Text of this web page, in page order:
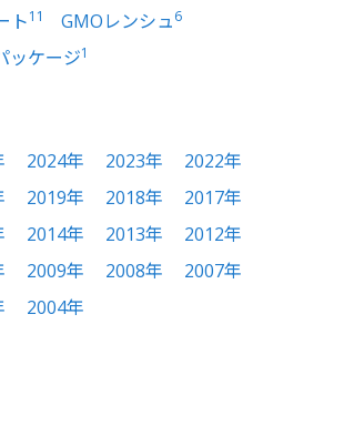
ト11 GMOレンシュ6
ッケージ1
2024年 2023年
2022年
2019年 2018年
2017年
2014年 2013年
2012年
2009年 2008年
2007年
2004年